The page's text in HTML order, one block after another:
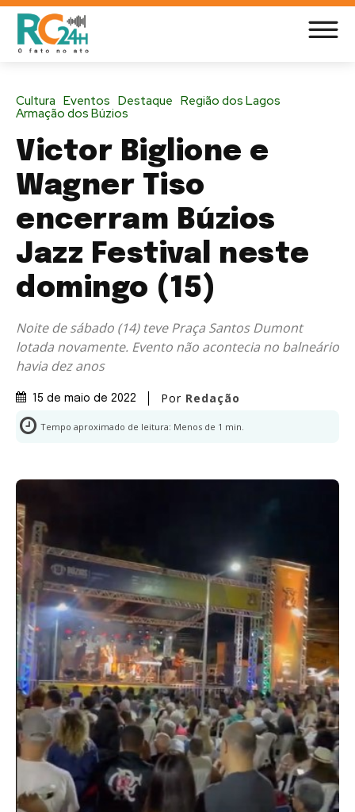
Cultura Eventos Destaque Região dos Lagos
Armação dos Búzios
Victor Biglione e
Wagner Tiso
encerram Búzios
Jazz Festival neste
domingo (15)
Noite de sábado (14) teve Praça Santos Dumont
lotada novamente. Evento não acontecia no balneário
havia dez anos
15 de maio de 2022 Por Redação
Tempo aproximado de leitura: Menos de 1 min.